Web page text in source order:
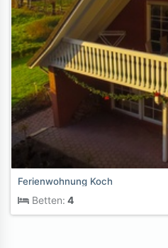
Ferienwohnung Koch
Betten: 4